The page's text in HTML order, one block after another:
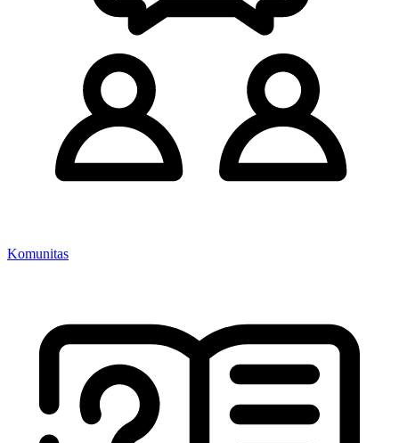
Komunitas